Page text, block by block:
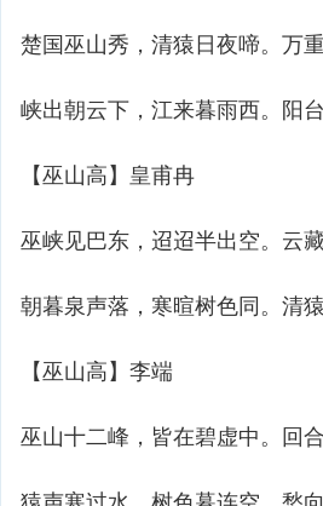
楚国巫山秀，清猿日夜啼。万
峡出朝云下，江来暮雨西。阳
【巫山高】皇甫冉
巫峡见巴东，迢迢半出空。云
朝暮泉声落，寒暄树色同。清
【巫山高】李端
巫山十二峰，皆在碧虚中。回